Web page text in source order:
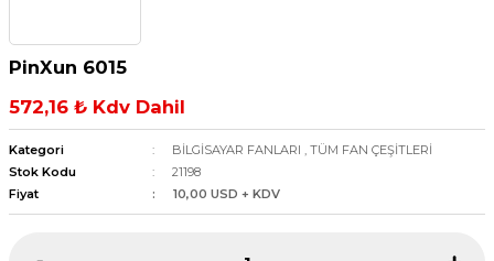
FANLAR
FANLAR
PinXun 6015
572,16 ₺ Kdv Dahil
Kategori BİLGİSAYAR FANLARI , TÜM FAN ÇEŞİTLERİ
Stok Kodu
21198
Fiyat
10,00 USD + KDV